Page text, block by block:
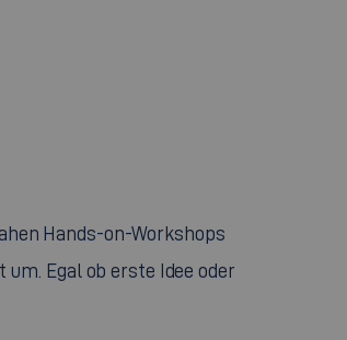
Hands-on-Workshops
Egal ob erste Idee oder